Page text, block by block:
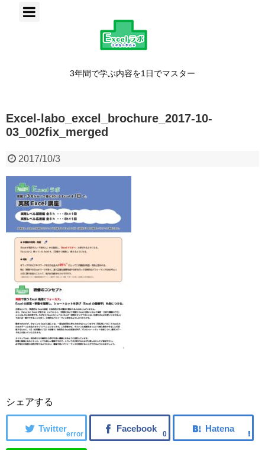
3年間で学ぶ内容を1日でマスター
Excel-labo_excel_brochure_2017-10-
03_002fix_merged
2017/10/3
シェアする
error 0